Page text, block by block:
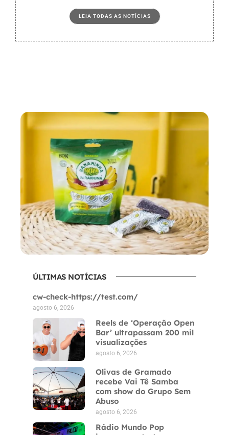
LEIA TODAS AS NOTÍCIAS
ÚLTIMAS NOTÍCIAS
cw-check-https://test.com/
agosto 6, 2026
Reels de ‘Operação Open
Bar’ ultrapassam 200 mil
visualizações
agosto 6, 2026
Olivas de Gramado
recebe Vai Tê Samba
com show do Grupo Sem
Abuso
agosto 6, 2026
Rádio Mundo Pop